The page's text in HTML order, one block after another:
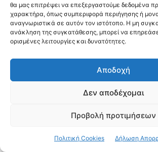
θα μας επιτρέψει να επεξεργαστούμε δεδομένα
χαρακτήρα, όπως συμπεριφορά περιήγησης ή
αναγνωριστικά σε αυτόν τον ιστότοπο. Η μη
ανάκληση της συγκατάθεσης, μπορεί να
ορισμένες λειτουργίες και δυνατότητες.
Αποδοχή
Δεν αποδέχομαι
Προβολή προτιμήσεων
Πολιτική Cookies Δήλωση